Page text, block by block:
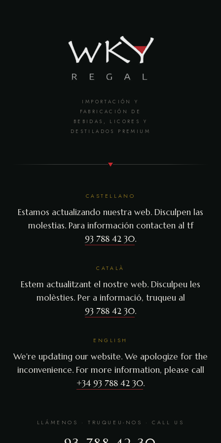
IMPORTACIÓN Y
FABRICACIÓN DE
BEBIDAS, LICORES Y
DESTILADOS PREMIUM
CASTELLANO
Estamos actualizando nuestra web. Disculpen las
molestias. Para información contacten al tf
93 788 42 30.
CATALÀ
Estem actualitzant el nostre web. Disculpeu les
molèsties. Per a informació, truqueu al
93 788 42 30.
ENGLISH
We're updating our website. We apologize for the
inconvenience. For more information, please call
+34 93 788 42 30.
LLÁMENOS · TRUQUEU-NOS · CALL US